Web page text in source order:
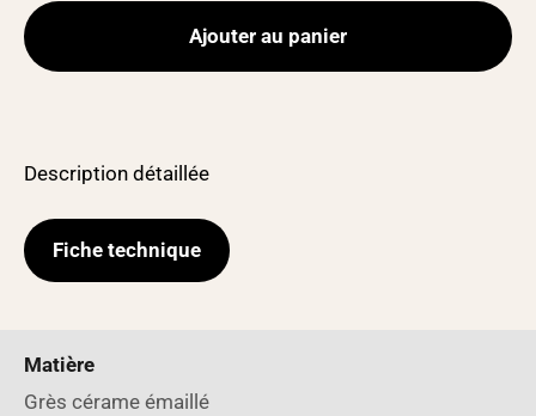
Ajouter au panier
Description détaillée
Fiche technique
Matière
Grès cérame émaillé